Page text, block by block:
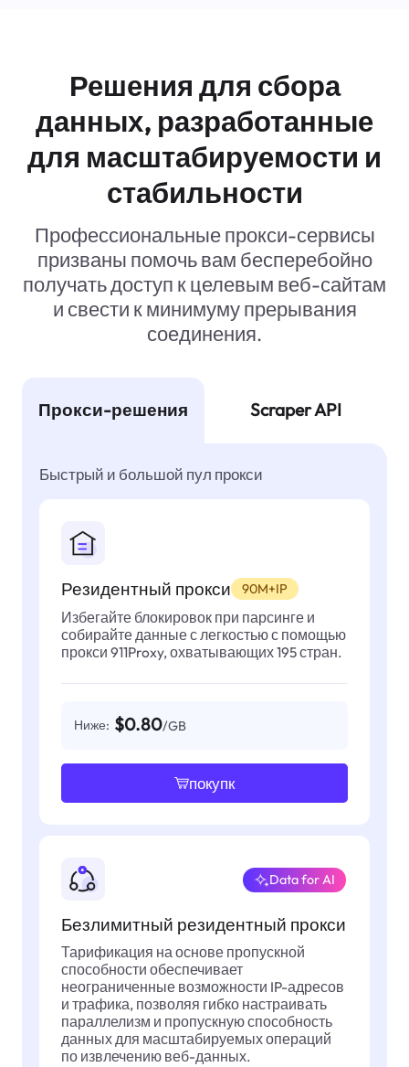
Решения для сбора
данных, разработанные
для масштабируемости и
стабильности
Профессиональные прокси-сервисы
призваны помочь вам бесперебойно
получать доступ к целевым веб-сайтам
и свести к минимуму прерывания
соединения.
Прокси-решения Scraper API
Быстрый и большой пул прокси
Резидентный прокси 90M+IP
Избегайте блокировок при парсинге и
собирайте данные с легкостью с помощью
прокси 911Proxy, охватывающих 195 стран.
Ниже: $0.80/GB
покупк
Безлимитный резидентный прокси
Data for AI
Тарификация на основе пропускной
способности обеспечивает
неограниченные возможности IP-адресов
и трафика, позволяя гибко настраивать
параллелизм и пропускную способность
данных для масштабируемых операций
по извлечению веб-данных.